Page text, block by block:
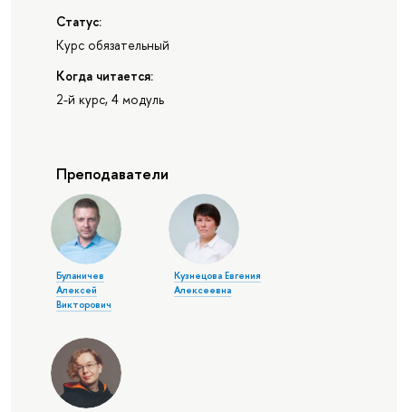
Статус:
Курс обязательный
Когда читается:
2-й курс, 4 модуль
Преподаватели
Буланичев
Алексей
Викторович
Кузнецова Евгения
Алексеевна